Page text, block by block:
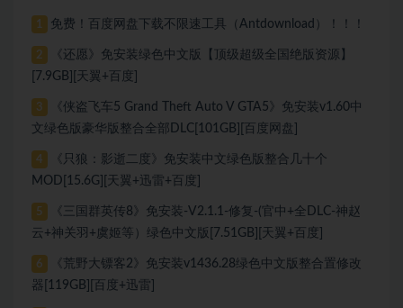
1 免费！百度网盘下载不限速工具（Antdownload）！！！
2
《还愿》免安装绿色中文版【顶级超级全国绝版资源】
[7.9GB][天翼+百度]
3
《侠盗飞车5 Grand Theft Auto V GTA5》免安装v1.60中
文绿色版豪华版整合全部DLC[101GB][百度网盘]
4
《只狼：影逝二度》免安装中文绿色版整合几十个
MOD[15.6G][天翼+迅雷+百度]
5
《三国群英传8》免安装-V2.1.1-修复-(官中+全DLC-神赵
云+神关羽+虞姬等）绿色中文版[7.51GB][天翼+百度]
6
《荒野大镖客2》免安装v1436.28绿色中文版整合置修改
器[119GB][百度+迅雷]